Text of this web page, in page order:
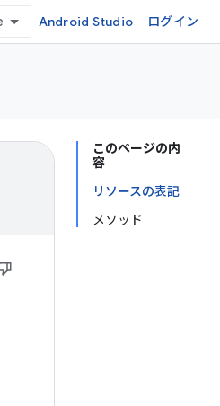
Android Studio ログイン
このページの内
容
リソースの表記
メソッド